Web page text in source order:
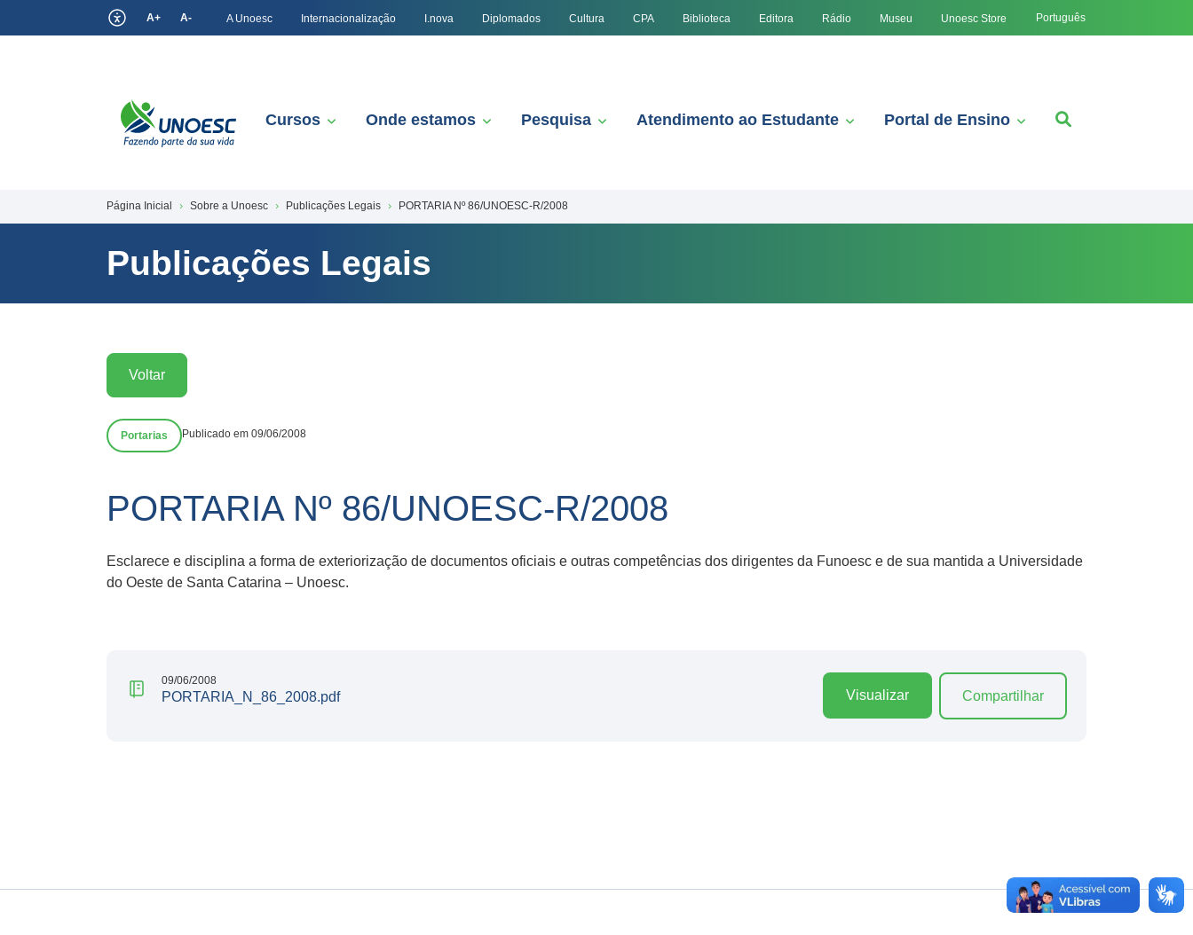
A+ A- A Unoesc Internacionalização I.nova Diplomados Cultura CPA Biblioteca Editora Rádio Museu Unoesc Store Português
Cursos Onde estamos Pesquisa Atendimento ao Estudante Portal de Ensino
Página Inicial Sobre a Unoesc Publicações Legais PORTARIA Nº 86/UNOESC-R/2008
Publicações Legais
Voltar
Portarias Publicado em 09/06/2008
PORTARIA Nº 86/UNOESC-R/2008
Esclarece e disciplina a forma de exteriorização de documentos oficiais e outras competências dos dirigentes da Funoesc e de sua mantida a Universidade
do Oeste de Santa Catarina – Unoesc.
09/06/2008
PORTARIA_N_86_2008.pdf Visualizar Compartilhar